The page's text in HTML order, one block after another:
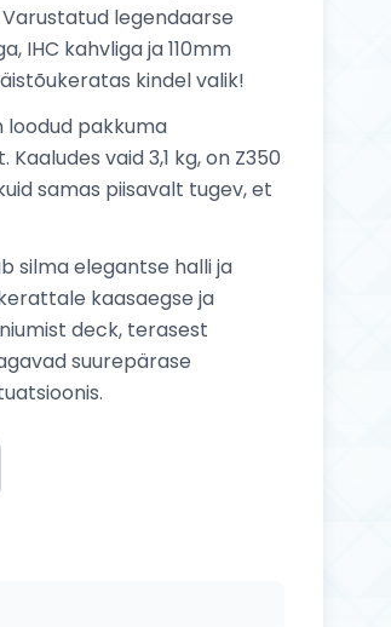
legendaarse
IHC kahvliga ja 110mm
kindel valik!
loodud pakkuma
vaid 3,1 kg, on Z350
samas piisavalt tugev, et
silma elegantse halli ja
kaasaegse ja
deck, terasest
suurepärase